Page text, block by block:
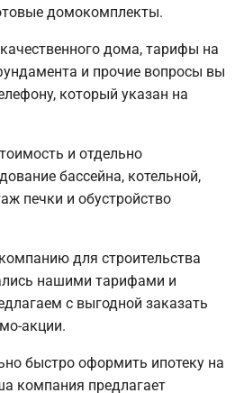
домокомплекты.
дома, тарифы на
и прочие вопросы вы
который указан на
и отдельно
бассейна, котельной,
печки и обустройство
для строительства
нашими тарифами и
с выгодной заказать
акции.
быстро оформить ипотеку на
компания предлагает